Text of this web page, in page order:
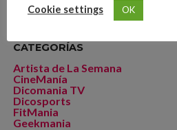
CATEGORÍAS
Artista de La Semana
CineManía
Dicomania TV
Dicosports
FitMania
Geekmania
Cookie settings OK